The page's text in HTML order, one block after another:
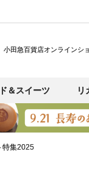
小田急百貨店オンラインシ
＆スイーツ リ
特集2025